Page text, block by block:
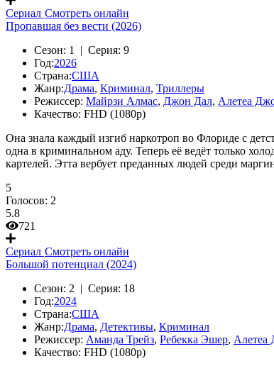
Сериал Смотреть онлайн
Пропавшая без вести (2026)
Сезон: 1 | Серия: 9
Год:2026
Страна:США
Жанр:Драма, Криминал, Триллеры
Режиссер: Майрзи Алмас, Джон Дал, Алетеа
Качество: FHD (1080p)
Она знала каждый изгиб наркотроп во Флориде с
одна в криминальном аду. Теперь её ведёт только
картелей. Этта вербует преданных людей среди
5
Голосов: 2
5.8
721
Сериал Смотреть онлайн
Большой потенциал (2024)
Сезон: 2 | Серия: 18
Год:2024
Страна:США
Жанр:Драма, Детективы, Криминал
Режиссер: Аманда Трейз, Ребекка Эшер, Алетеа
Качество: FHD (1080p)